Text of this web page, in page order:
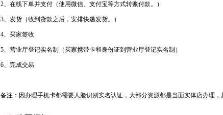
2、在线下单并支付（使用微信、支付宝等方式转账付款。）
3、发货（收到货款之后，安排快递发货。）
4、买家签收
5、营业厅登记实名制（买家携带卡和身份证到营业厅登记实名制）
6、完成交易
备注：因办理手机卡都需要人脸识别实名认证，大部分资源都是当面实体店办理，